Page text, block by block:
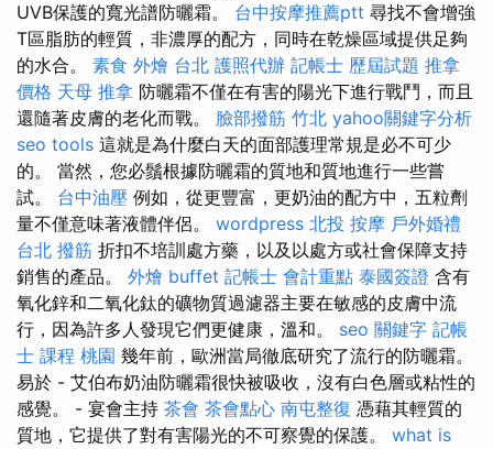
UVB保護的寬光譜防曬霜。 台中按摩推薦ptt 尋找不會增強
T區脂肪的輕質，非濃厚的配方，同時在乾燥區域提供足夠
的水合。 素食 外燴 台北 護照代辦 記帳士 歷屆試題 推拿
價格 天母 推拿 防曬霜不僅在有害的陽光下進行戰鬥，而且
還隨著皮膚的老化而戰。 臉部撥筋 竹北 yahoo關鍵字分析
seo tools 這就是為什麼白天的面部護理常規是必不可少
的。 當然，您必鬚根據防曬霜的質地和質地進行一些嘗
試。 台中油壓 例如，從更豐富，更奶油的配方中，五粒劑
量不僅意味著液體伴侶。 wordpress 北投 按摩 戶外婚禮
台北 撥筋 折扣不培訓處方藥，以及以處方或社會保障支持
銷售的產品。 外燴 buffet 記帳士 會計重點 泰國簽證 含有
氧化鋅和二氧化鈦的礦物質過濾器主要在敏感的皮膚中流
行，因為許多人發現它們更健康，溫和。 seo 關鍵字 記帳
士 課程 桃園 幾年前，歐洲當局徹底研究了流行的防曬霜。
易於 - 艾伯布奶油防曬霜很快被吸收，沒有白色層或粘性的
感覺。 - 宴會主持 茶會 茶會點心 南屯整復 憑藉其輕質的
質地，它提供了對有害陽光的不可察覺的保護。 what is